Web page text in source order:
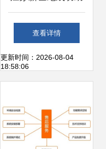
力四家企业通过
ITSS运维能力成熟
查看详情
更新时间：2026-08-04
18:58:06